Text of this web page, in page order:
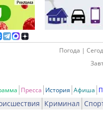
Погода |
Пресса История Афиша
Криминал